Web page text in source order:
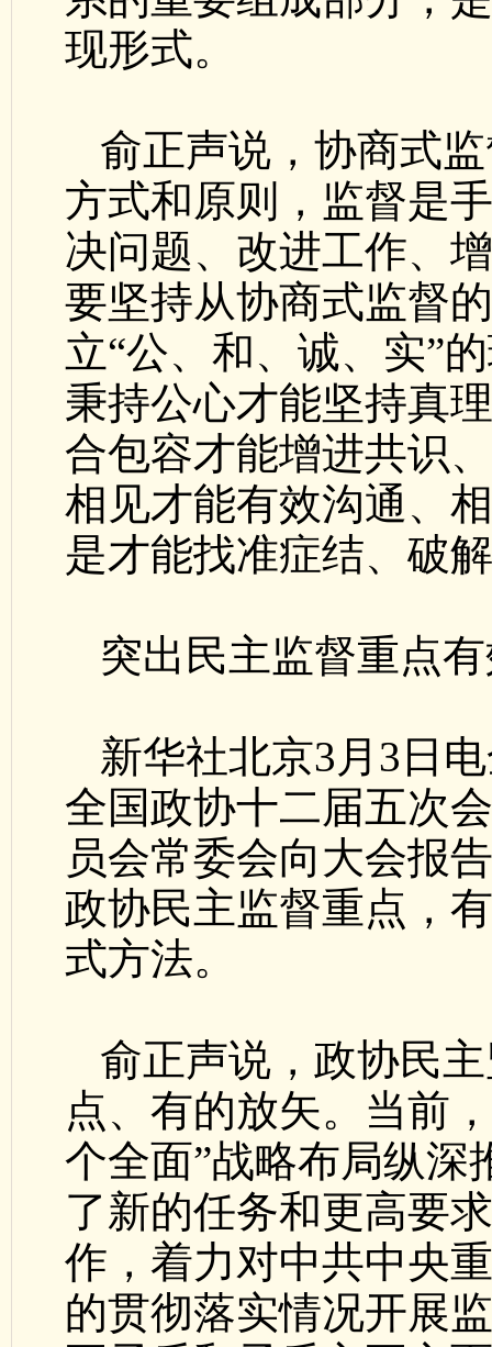
现形式。
俞正声说，协商式
方式和原则，监督是
决问题、改进工作、
要坚持从协商式监督
立“公、和、诚、实”
秉持公心才能坚持真
合包容才能增进共识
相见才能有效沟通、
是才能找准症结、破
突出民主监督重点
新华社北京3月3日
全国政协十二届五次
员会常委会向大会报
政协民主监督重点，
式方法。
俞正声说，政协民
点、有的放矢。当前
个全面”战略布局纵深
了新的任务和更高要
作，着力对中共中央
的贯彻落实情况开展